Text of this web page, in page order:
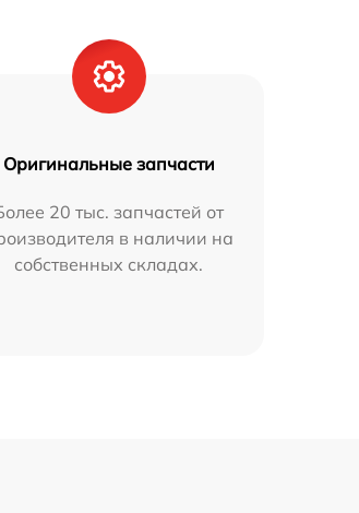
Оригинальные запчасти
20 тыс. запчастей от
в наличии на
собственных складах.